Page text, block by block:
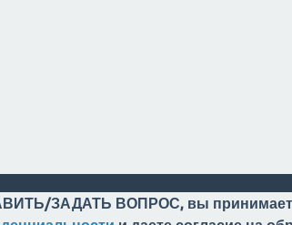
ЗАДАТЬ ВОПРОС, вы